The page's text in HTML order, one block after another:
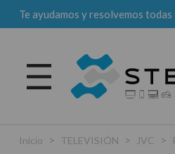
Te ayudamos y resolvemos
Inicio > TELEVISIÓN > JVC >